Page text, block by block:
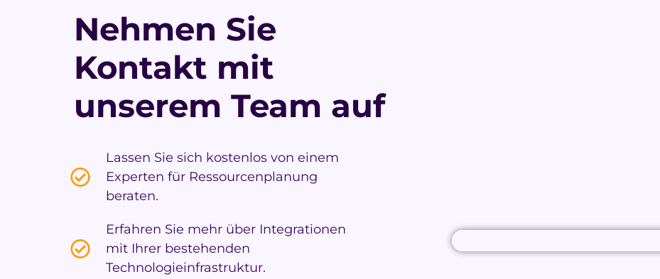
Nehmen Sie
Kontakt mit
unserem Team auf
Lassen Sie sich kostenlos von einem
Experten für Ressourcenplanung
beraten.
Erfahren Sie mehr über Integrationen
mit Ihrer bestehenden
Technologieinfrastruktur.